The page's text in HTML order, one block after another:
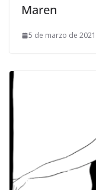
Maren
5 de marzo de 2021